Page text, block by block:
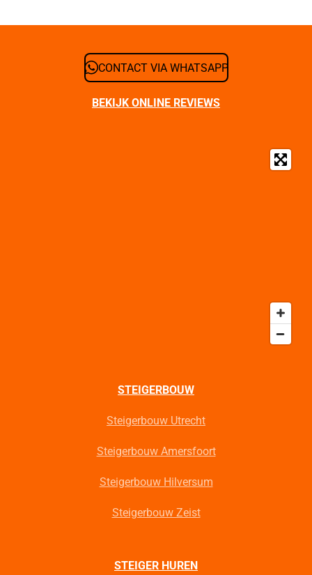
CONTACT VIA WHATSAPP
BEKIJK ONLINE REVIEWS
STEIGERBOUW
Steigerbouw Utrecht
Steigerbouw Amersfoort
Steigerbouw Hilversum
Steigerbouw Zeist
STEIGER HUREN